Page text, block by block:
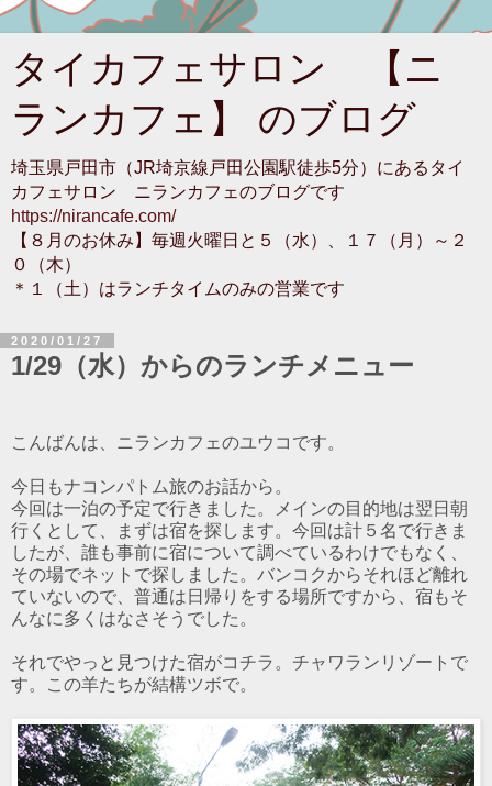
タイカフェサロン 【ニ
ランカフェ】 のブログ
埼玉県戸田市（JR埼京線戸田公園駅徒歩5分）にあるタイ
カフェサロン ニランカフェのブログです
https://nirancafe.com/
【８月のお休み】毎週火曜日と５（水）、１７（月）～２
０（木）
＊１（土）はランチタイムのみの営業です
2020/01/27
1/29（水）からのランチメニュー
こんばんは、ニランカフェのユウコです。
今日もナコンパトム旅のお話から。
今回は一泊の予定で行きました。メインの目的地は翌日朝
行くとして、まずは宿を探します。今回は計５名で行きま
したが、誰も事前に宿について調べているわけでもなく、
その場でネットで探しました。バンコクからそれほど離れ
ていないので、普通は日帰りをする場所ですから、宿もそ
んなに多くはなさそうでした。
それでやっと見つけた宿がコチラ。チャワランリゾートで
す。この羊たちが結構ツボで。